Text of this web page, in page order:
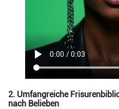
2. Umfangreiche
nach Belieben